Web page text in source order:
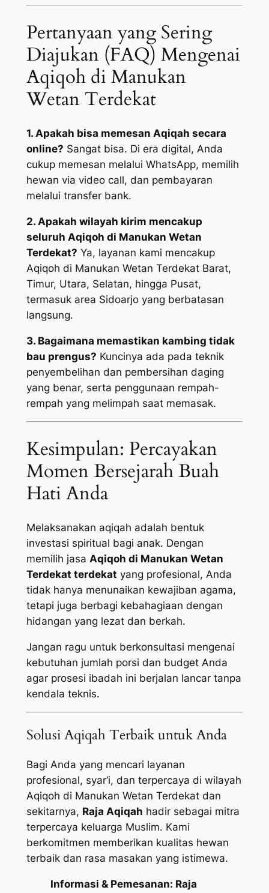
Pertanyaan yang Sering
Diajukan (FAQ) Mengenai
Aqiqoh di Manukan
Wetan Terdekat
1. Apakah bisa memesan Aqiqah secara
online? Sangat bisa. Di era digital, Anda
cukup memesan melalui WhatsApp, memilih
hewan via video call, dan pembayaran
melalui transfer bank.
2. Apakah wilayah kirim mencakup
seluruh Aqiqoh di Manukan Wetan
Terdekat? Ya, layanan kami mencakup
Aqiqoh di Manukan Wetan Terdekat Barat,
Timur, Utara, Selatan, hingga Pusat,
termasuk area Sidoarjo yang berbatasan
langsung.
3. Bagaimana memastikan kambing tidak
bau prengus? Kuncinya ada pada teknik
penyembelihan dan pembersihan daging
yang benar, serta penggunaan rempah-
rempah yang melimpah saat memasak.
Kesimpulan: Percayakan
Momen Bersejarah Buah
Hati Anda
Melaksanakan aqiqah adalah bentuk
investasi spiritual bagi anak. Dengan
memilih jasa Aqiqoh di Manukan Wetan
Terdekat terdekat yang profesional, Anda
tidak hanya menunaikan kewajiban agama,
tetapi juga berbagi kebahagiaan dengan
hidangan yang lezat dan berkah.
Jangan ragu untuk berkonsultasi mengenai
kebutuhan jumlah porsi dan budget Anda
agar prosesi ibadah ini berjalan lancar tanpa
kendala teknis.
Solusi Aqiqah Terbaik untuk Anda
Bagi Anda yang mencari layanan
profesional, syar’i, dan terpercaya di wilayah
Aqiqoh di Manukan Wetan Terdekat dan
sekitarnya, Raja Aqiqah hadir sebagai mitra
terpercaya keluarga Muslim. Kami
berkomitmen memberikan kualitas hewan
terbaik dan rasa masakan yang istimewa.
Informasi & Pemesanan: Raja